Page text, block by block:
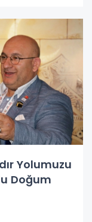
Yolumuzu
Doğum